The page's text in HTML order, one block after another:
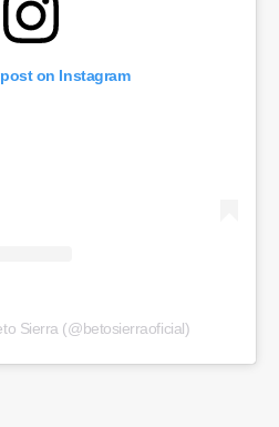
on Instagram
Sierra (@betosierraoficial)